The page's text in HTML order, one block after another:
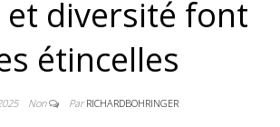
diversité font
étincelles
Non ParRICHARDBOHRINGER